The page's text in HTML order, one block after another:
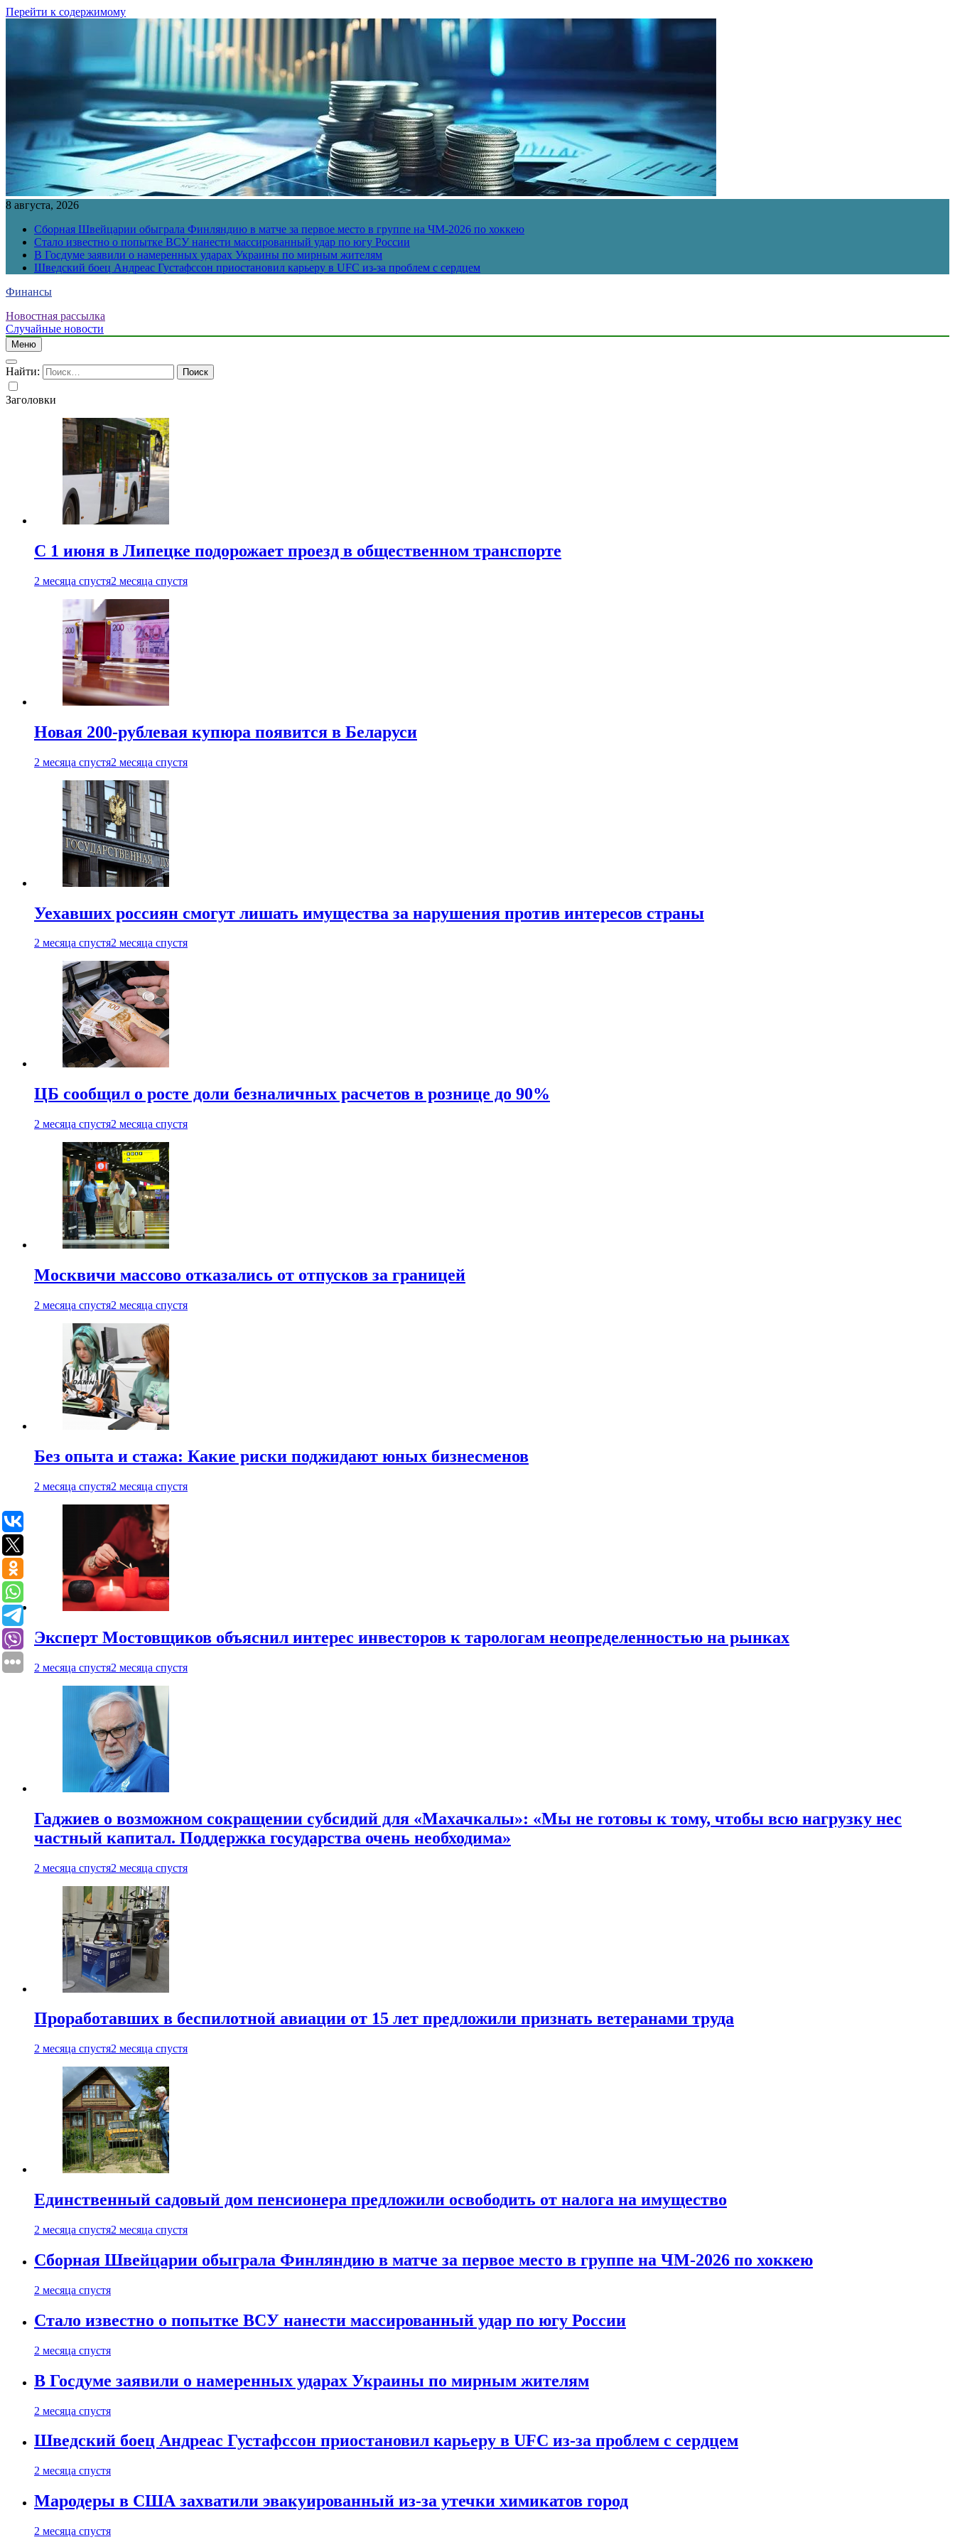
Перейти к содержимому
8 августа, 2026
Сборная Швейцарии обыграла Финляндию в матче за первое место в группе на ЧМ-2026 по хоккею
Стало известно о попытке ВСУ нанести массированный удар по югу России
В Госдуме заявили о намеренных ударах Украины по мирным жителям
Шведский боец Андреас Густафссон приостановил карьеру в UFC из-за проблем с сердцем
Финансы
Новостная рассылка
Случайные новости
Меню
Найти:
Заголовки
С 1 июня в Липецке подорожает проезд в общественном транспорте
2 месяца спустя2 месяца спустя
Новая 200-рублевая купюра появится в Беларуси
2 месяца спустя2 месяца спустя
Уехавших россиян смогут лишать имущества за нарушения против интересов страны
2 месяца спустя2 месяца спустя
ЦБ сообщил о росте доли безналичных расчетов в рознице до 90%
2 месяца спустя2 месяца спустя
Москвичи массово отказались от отпусков за границей
2 месяца спустя2 месяца спустя
Без опыта и стажа: Какие риски поджидают юных бизнесменов
2 месяца спустя2 месяца спустя
Эксперт Мостовщиков объяснил интерес инвесторов к тарологам неопределенностью на рынках
2 месяца спустя2 месяца спустя
Гаджиев о возможном сокращении субсидий для «Махачкалы»: «Мы не готовы к тому, чтобы всю нагрузку нес
частный капитал. Поддержка государства очень необходима»
2 месяца спустя2 месяца спустя
Проработавших в беспилотной авиации от 15 лет предложили признать ветеранами труда
2 месяца спустя2 месяца спустя
Единственный садовый дом пенсионера предложили освободить от налога на имущество
2 месяца спустя2 месяца спустя
Сборная Швейцарии обыграла Финляндию в матче за первое место в группе на ЧМ-2026 по хоккею
2 месяца спустя
Стало известно о попытке ВСУ нанести массированный удар по югу России
2 месяца спустя
В Госдуме заявили о намеренных ударах Украины по мирным жителям
2 месяца спустя
Шведский боец Андреас Густафссон приостановил карьеру в UFC из-за проблем с сердцем
2 месяца спустя
Мародеры в США захватили эвакуированный из-за утечки химикатов город
2 месяца спустя